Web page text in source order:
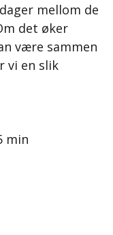
mellom de
det øker
være sammen
vi en slik
min